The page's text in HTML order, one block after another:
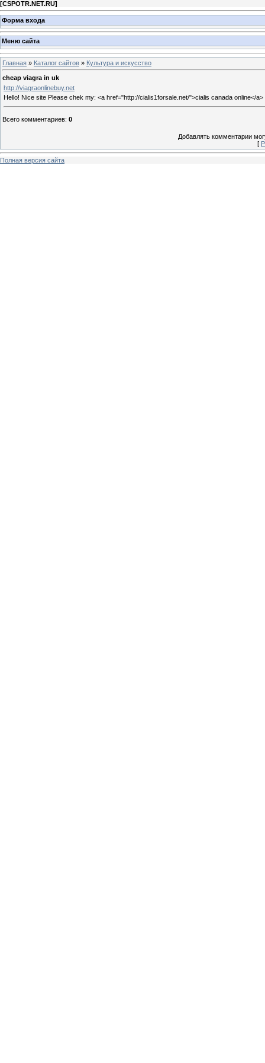
[CSPOTR.NET.RU]
Форма входа
Меню сайта
Главная » Каталог сайтов » Культура и искусство
cheap viagra in uk
http://viagraonlinebuy.net
Hello! Nice site Please chek my: <a href="http://cialis1forsale.net/">cialis canada online</a>
Всего комментариев: 0
Добавлять комментарии
[
Полная версия сайта